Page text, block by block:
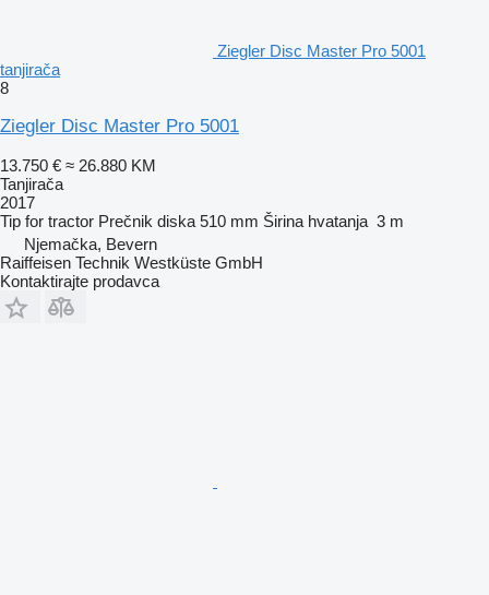
Ziegler Disc Master Pro 5001
tanjirača
8
Ziegler Disc Master Pro 5001
13.750 € ≈ 26.880 KM
Tanjirača
2017
Tip for tractor Prečnik diska 510 mm Širina hvatanja 3 m
Njemačka, Bevern
Raiffeisen Technik Westküste GmbH
Kontaktirajte prodavca